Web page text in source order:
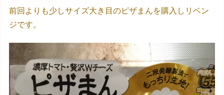
前回よりも少しサイズ大き目のピザまんを購入しリベン
ジです。